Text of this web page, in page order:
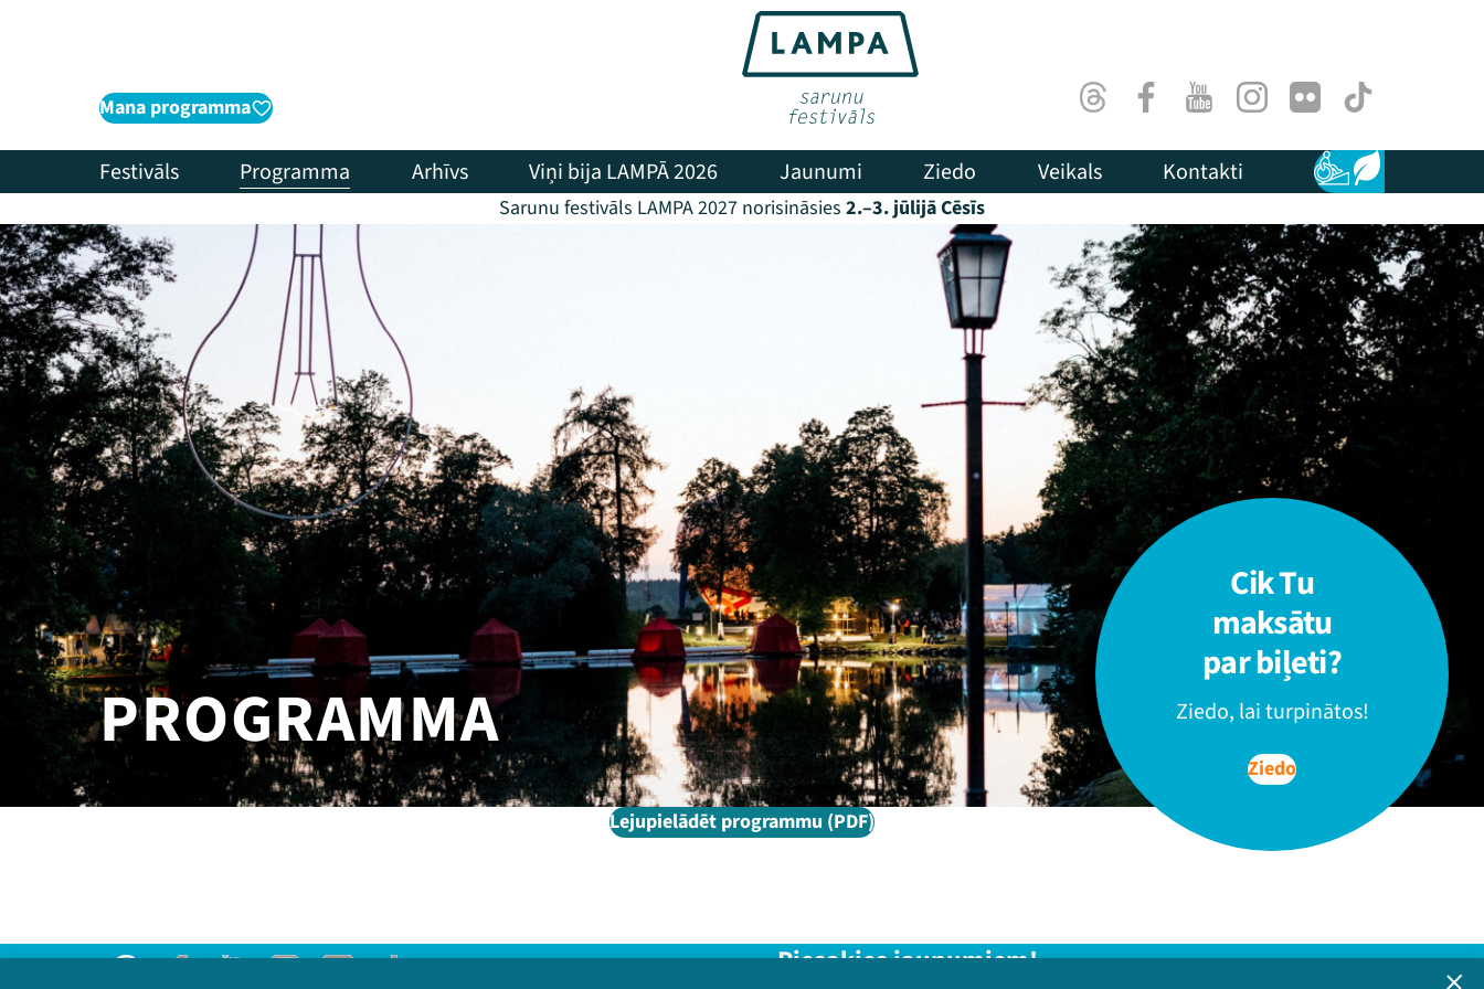
Mana programma ThreadsFacebookYoutubeInstagram
Flick TikTok
Festivāls Programma Arhīvs Viņi bija LAMPĀ 2026 Jaunumi Ziedo Veikals Kontakti Pieejamība
Ilgtspēja
Sarunu festivāls LAMPA 2027 norisināsies 2.–3. jūlijā Cēsīs
PROGRAMMA
Cik Tu
maksātu
par biļeti?
Ziedo, lai turpinātos!
Ziedo
Lejupielādēt programmu (PDF)
Piesakies jaunumiem!